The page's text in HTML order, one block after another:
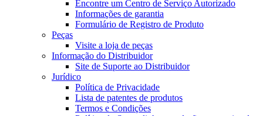
Encontre um Centro de Serviço Autorizado
Informações de garantia
Formulário de Registro de Produto
Peças
Visite a loja de peças
Informação do Distribuidor
Site de Suporte ao Distribuidor
Jurídico
Política de Privacidade
Lista de patentes de produtos
Termos e Condições